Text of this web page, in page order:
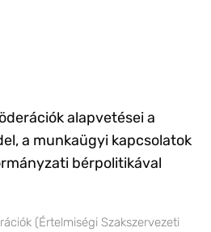
alapvetései a
a munkaügyi kapcsolatok
bérpolitikával
(Értelmiségi Szakszervezeti